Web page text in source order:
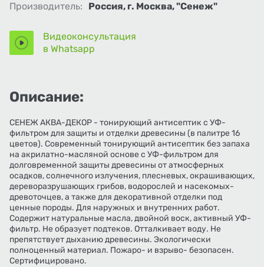
Производитель:
Россия, г. Москва, "Сенеж"
Видеоконсультация
в Whatsapp
Описание:
СЕНЕЖ АКВА-ДЕКОР - тонирующий антисептик с УФ-
фильтром для защиты и отделки древесины (в палитре 16
цветов). Современный тонирующий антисептик без запаха
на акрилатно-масляной основе с УФ-фильтром для
долговременной защиты древесины от атмосферных
осадков, солнечного излучения, плесневых, окрашивающих,
дереворазрушающих грибов, водорослей и насекомых-
древоточцев, а также для декоративной отделки под
ценные породы. Для наружных и внутренних работ.
Содержит натуральные масла, двойной воск, активный УФ-
фильтр. Не образует подтеков. Отталкивает воду. Не
препятствует дыханию древесины. Экологически
полноценный материал. Пожаро- и взрыво- безопасен.
Сертифицировано.